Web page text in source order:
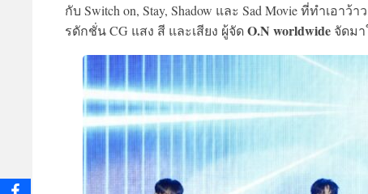
กับ Switch on, Stay, Shadow และ Sad Movie ที่ทำเอ
รดักชั่น CG แสง สี และเสียง ผู้จัดO.N worldwide จัดมา